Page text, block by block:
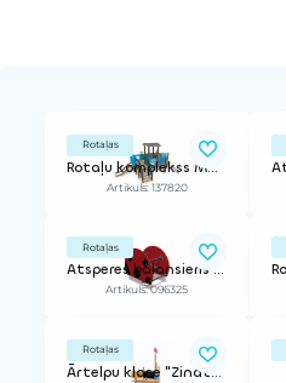
Rotaļas
Rotaļu komplekss Mazais kuģis
Artikuls: 137820
Rotaļas
Atsperes balansieris Bizbizmārīte
Artikuls: 096325
Rotaļas
Ārtelpu klase "Zinātnieks"